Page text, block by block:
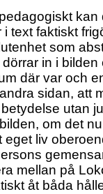
i text faktiskt
som
in i
där var och
sidan, att
utan
om det
eget liv
mellan på
åt båda